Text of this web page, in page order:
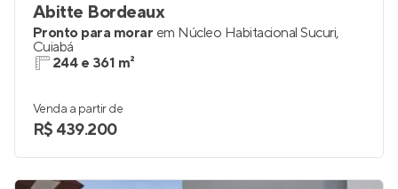
Abitte Bordeaux
Pronto para morar em Núcleo Habitacional Sucuri,
Cuiabá
244 e 361 m²
Venda a partir de
R$ 439.200